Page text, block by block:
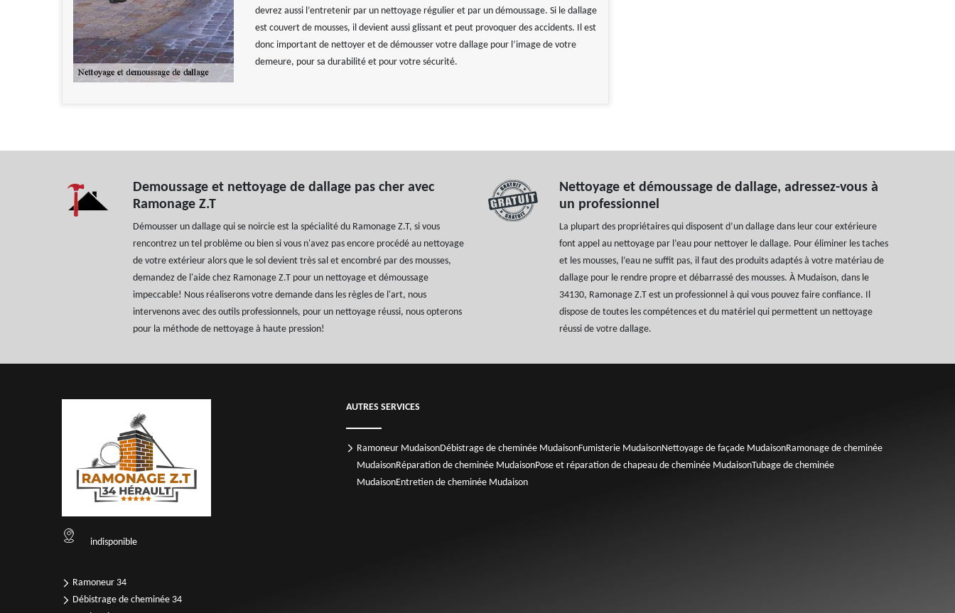
devrez aussi l’entretenir par un nettoyage régulier et par un démoussage. Si le dallage
est couvert de mousses, il devient aussi glissant et peut provoquer des accidents. Il est
donc important de nettoyer et de démousser votre dallage pour l’image de votre
demeure, pour sa durabilité et pour votre sécurité.
Demoussage et nettoyage de dallage pas cher avec
Ramonage Z.T
Démousser un dallage qui se noircie est la spécialité du Ramonage Z.T, si vous
rencontrez un tel problème ou bien si vous n'avez pas encore procédé au nettoyage
de votre extérieur alors que le sol devient très sal et encombré par des mousses,
demandez de l'aide chez Ramonage Z.T pour un nettoyage et démoussage
impeccable! Nous réaliserons votre demande dans les règles de l'art, nous
intervenons avec des outils professionnels, pour un nettoyage réussi, nous opterons
pour la méthode de nettoyage à haute pression!
Nettoyage et démoussage de dallage, adressez-vous à
un professionnel
La plupart des propriétaires qui disposent d’un dallage dans leur cour extérieure
font appel au nettoyage par l’eau pour nettoyer le dallage. Pour éliminer les taches
et les mousses, l’eau ne suffit pas, il faut des produits adaptés à votre matériau de
dallage pour le rendre propre et débarrassé des mousses. À Mudaison, dans le
34130, Ramonage Z.T est un professionnel à qui vous pouvez faire confiance. Il
dispose de toutes les compétences et du matériel qui permettent un nettoyage
réussi de votre dallage.
indisponible
Ramoneur 34
Débistrage de cheminée 34
AUTRES SERVICES
Ramoneur MudaisonDébistrage de cheminée MudaisonFumisterie MudaisonNettoyage de façade MudaisonRamonage de cheminée
MudaisonRéparation de cheminée MudaisonPose et réparation de chapeau de cheminée MudaisonTubage de cheminée
MudaisonEntretien de cheminée Mudaison